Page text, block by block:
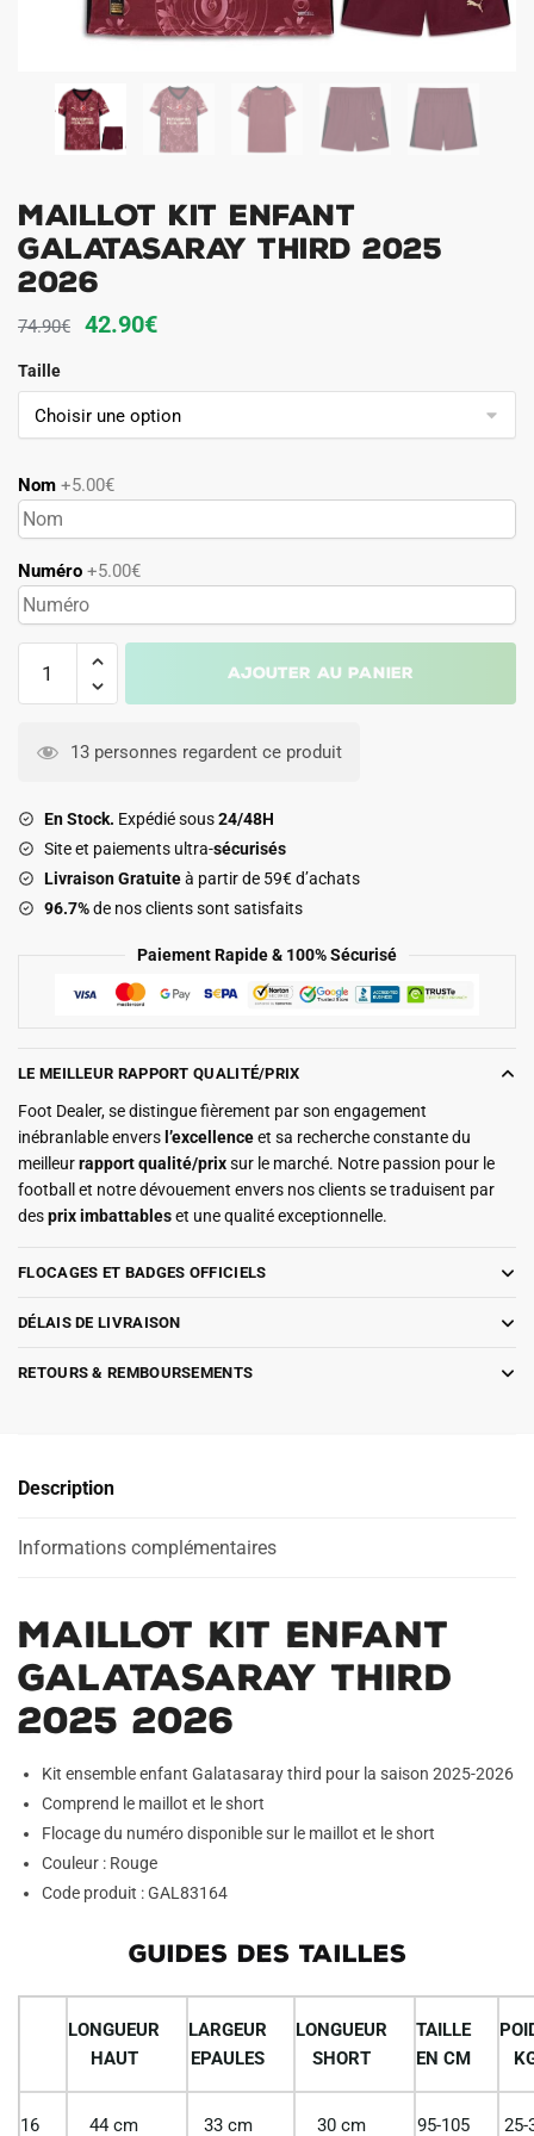
Maillot Kit Enfant
Galatasaray Third 2025
2026
74.90€
Le
initial
était :
42.90€Le
actuel
est :
Taille
Nom +5.00€
Numéro +5.00€
Third
2025
2026
Ajouter au panier
13 personnes regardent ce produit
En Stock. Expédié sous24/48H
Site et paiements ultra-sécurisés
Livraison Gratuiteà partir de 59€ d’achats
96.7%de nos clients sont satisfaits
Paiement Rapide & 100% Sécurisé
LE MEILLEUR RAPPORT QUALITÉ/PRIX
Foot Dealer, se distingue fièrement par son engagement
inébranlable envers l’excellenceet sa recherche constante du
meilleurrapport qualité/prixsur le marché. Notre passion pour le
football et notre dévouement envers nos clients se traduisent par
desprix imbattableset une qualité exceptionnelle.
FLOCAGES ET BADGES OFFICIELS
DÉLAIS DE LIVRAISON
RETOURS & REMBOURSEMENTS
Description
Informations complémentaires
Maillot Kit Enfant
Galatasaray Third
2025 2026
Kit ensemble enfant Galatasaray third pour la saison 2025-2026
Comprend le maillot et le short
Flocage du numéro disponible sur le maillot et le short
Couleur : Rouge
Code produit : GAL83164
GUIDES DES TAILLES
LONGUEUR
HAUT
LARGEUR
EPAULES
LONGUEUR
SHORT
TAILLE
EN CM
16 44 cm 33 cm 30 cm 95-105 25-